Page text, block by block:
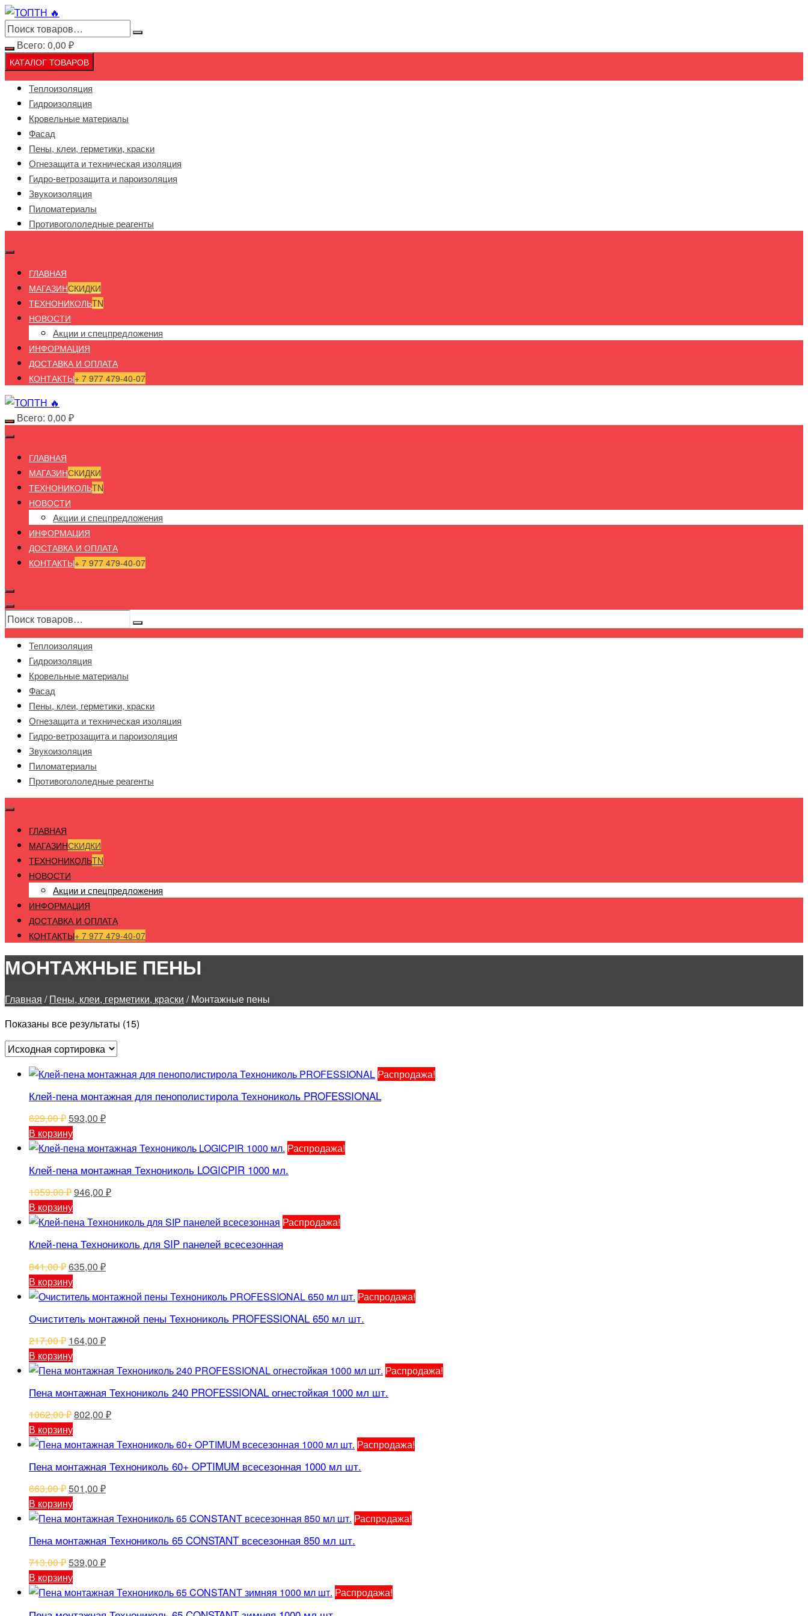
Перейти
к
содержимому
Всего: 0,00 ₽
КАТАЛОГ ТОВАРОВ
Теплоизоляция
Гидроизоляция
Кровельные материалы
Фасад
Пены, клеи, герметики, краски
Огнезащита и техническая изоляция
Гидро-ветрозащита и пароизоляция
Звукоизоляция
Пиломатериалы
Противогололедные реагенты
ГЛАВНАЯ
МАГАЗИНСКИДКИ
ТЕХНОНИКОЛЬTN
НОВОСТИ
Акции и спецпредложения
ИНФОРМАЦИЯ
ДОСТАВКА И ОПЛАТА
КОНТАКТЫ+ 7 977 479-40-07
Всего: 0,00 ₽
ГЛАВНАЯ
МАГАЗИНСКИДКИ
ТЕХНОНИКОЛЬTN
НОВОСТИ
Акции и спецпредложения
ИНФОРМАЦИЯ
ДОСТАВКА И ОПЛАТА
КОНТАКТЫ+ 7 977 479-40-07
Теплоизоляция
Гидроизоляция
Кровельные материалы
Фасад
Пены, клеи, герметики, краски
Огнезащита и техническая изоляция
Гидро-ветрозащита и пароизоляция
Звукоизоляция
Пиломатериалы
Противогололедные реагенты
ГЛАВНАЯ
МАГАЗИНСКИДКИ
ТЕХНОНИКОЛЬTN
НОВОСТИ
Акции и спецпредложения
ИНФОРМАЦИЯ
ДОСТАВКА И ОПЛАТА
КОНТАКТЫ+ 7 977 479-40-07
МОНТАЖНЫЕ ПЕНЫ
Главная /Пены, клеи, герметики, краски / Монтажные пены
Показаны все результаты (15)
Распродажа!
Клей-пена монтажная для пенополистирола Технониколь PROFESSIONAL
629,00₽Первоначальная
цена
составляла
593,00 ₽Текущая
593,00 ₽.
В корзину
Распродажа!
Клей-пена монтажная Технониколь LOGICPIR 1000 мл.
1059,00₽Первоначальная
составляла
946,00 ₽Текущая
946,00 ₽.
В корзину
Распродажа!
Клей-пена Технониколь для SIP панелей всесезонная
841,00₽Первоначальная
цена
составляла
635,00 ₽Текущая
635,00 ₽.
В корзину
Распродажа!
Очиститель монтажной пены Технониколь PROFESSIONAL 650 мл шт.
217,00₽ Первоначальная
цена
составляла
164,00 ₽Текущая
164,00 ₽.
В корзину
Распродажа!
Пена монтажная Технониколь 240 PROFESSIONAL огнестойкая 1000 мл шт.
1062,00₽Первоначальная
составляла
802,00 ₽Текущая
802,00 ₽.
В корзину
Распродажа!
Пена монтажная Технониколь 60+ OPTIMUM всесезонная 1000 мл шт.
663,00₽Первоначальная
цена
составляла
501,00 ₽Текущая
501,00 ₽.
В корзину
Распродажа!
Пена монтажная Технониколь 65 CONSTANT всесезонная 850 мл шт.
713,00₽Первоначальная
цена
составляла
539,00 ₽Текущая
539,00 ₽.
В корзину
Распродажа!